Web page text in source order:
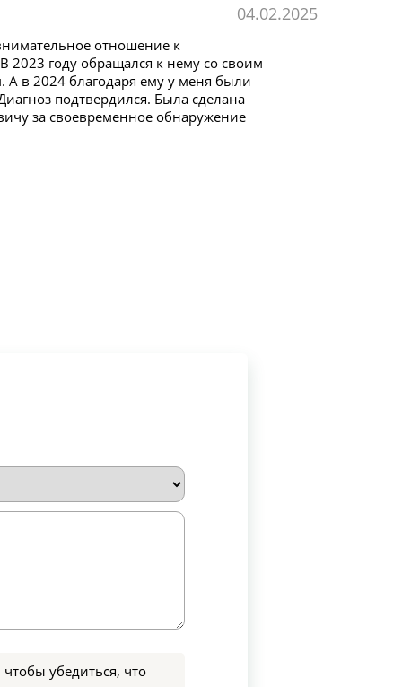
04.02.2025
отношение к
году обращался к нему со своим
в 2024 благодаря ему у меня были
подтвердился. Была сделана
за своевременное обнаружение
убедиться, что